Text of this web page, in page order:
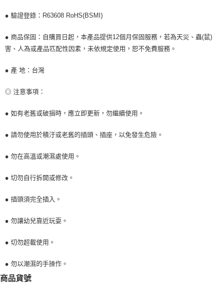
● 驗證登錄：R63608 RoHS(BSMI)
● 商品保固：自購買日起，本產品提供12個月保固服務，若為天災、蟲(鼠)
害、人為或產品匹配性因素，未依規定使用，恕不免費服務。
● 產 地：台灣
◎ 注意事項：
● 如有老舊或破損時，應立即更新，勿繼續使用。
● 請勿使用於積汙或老舊的插頭、插座，以免發生危險。
● 勿在高溫或潮濕處使用。
● 切勿自行拆開或修改。
● 插頭須完全插入。
● 勿讓幼兒靠近玩耍。
● 切勿超載使用。
● 勿以潮濕的手操作。
商品貨號